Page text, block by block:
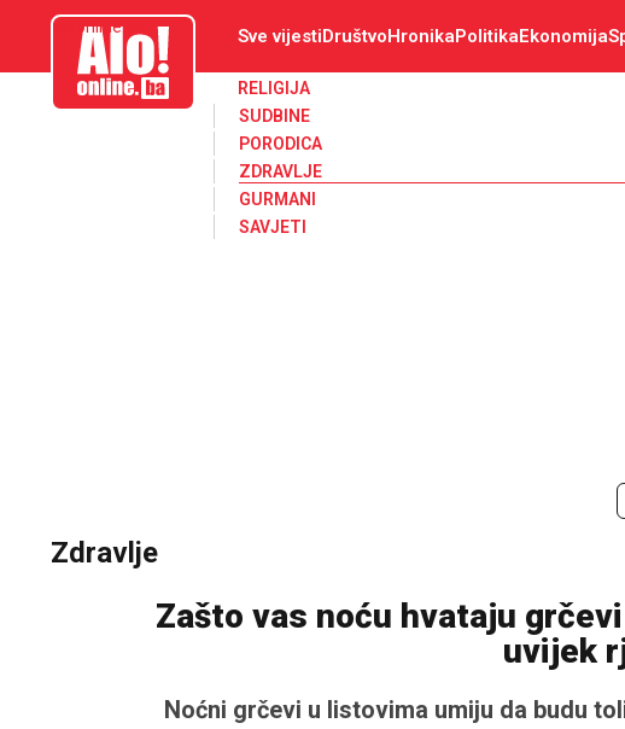
aloonline.ba Sve vijestiDruštvoHronikaPolitikaEkonomija
RELIGIJA
SUDBINE
PORODICA
ZDRAVLJE
GURMANI
SAVJETI
Zdravlje
Zašto vas noću hvataju
uvijek
Noćni grčevi u listovima umiju da budu